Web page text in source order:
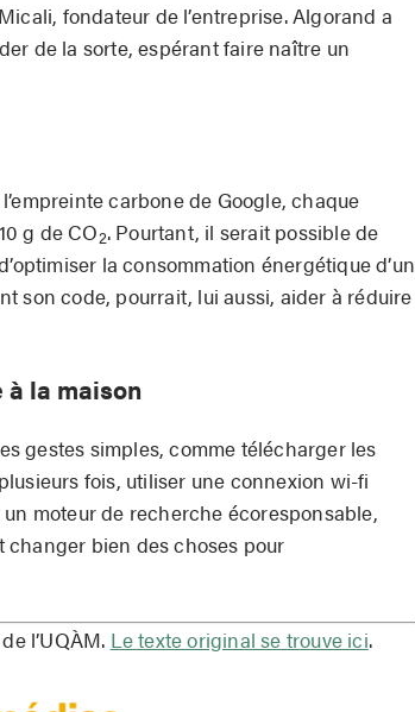
fondateur de l’entreprise. Algorand a
de la sorte, espérant faire naître un
carbone de Google, chaque
g de CO2. Pourtant, il serait possible de
la consommation énergétique d’un
son code, pourrait, lui aussi, aider à réduire
la maison
gestes simples, comme télécharger les
fois, utiliser une connexion wi-fi
moteur de recherche écoresponsable,
changer bien des choses pour
l’UQÀM. Le texte original se trouve ici.